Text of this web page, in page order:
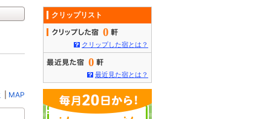
MAP
クリップリスト
0
クリップした宿とは？
0
最近見た宿とは？